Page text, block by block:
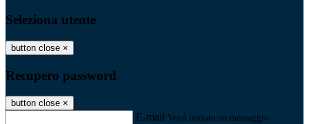
Seleziona utente
button close ×
Recupero password
button close ×
E-mail Verrà inviato un messaggio